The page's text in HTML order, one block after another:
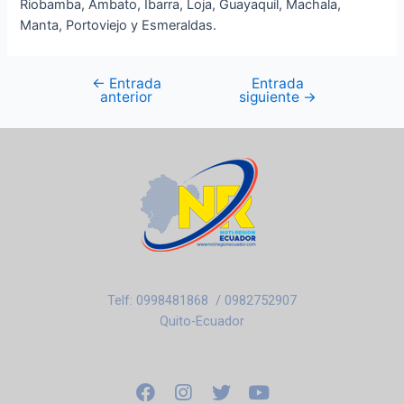
Riobamba, Ambato, Ibarra, Loja, Guayaquil, Machala,
Manta, Portoviejo y Esmeraldas.
← Entrada
anterior
Entrada
siguiente →
Telf: 0998481868 / 0982752907
Quito-Ecuador
F
I
T
Y